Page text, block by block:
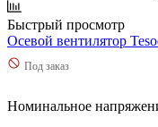
Быстрый просмотр
Осевой вентилятор
Под заказ
Номинальное